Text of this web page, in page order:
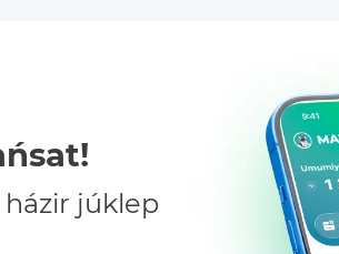
házir júklep